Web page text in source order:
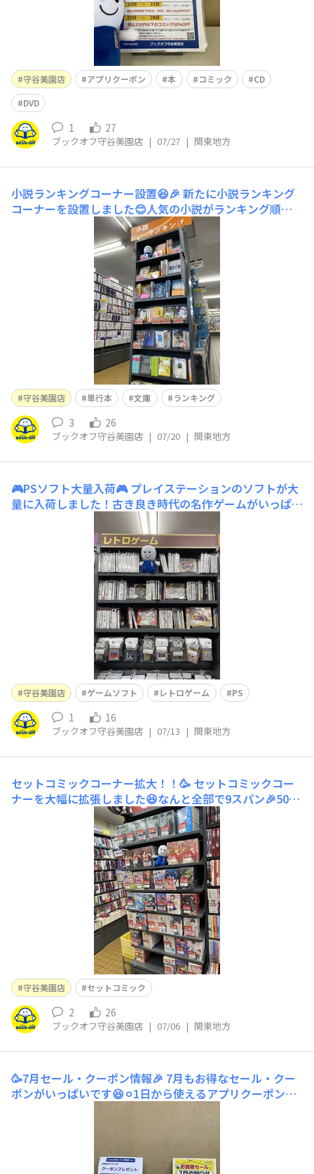
守谷美園店 アプリクーポン 本 コミック
CD
DVD
1 27
ブックオフ守谷美園店 | 07/27 | 関東地方
小説ランキングコーナー設置😆🎉 新たに小説ランキング
コーナーを設置しました😊人気の小説がランキング順に
並んでいるので、今の売れ筋が一目で分かっていいですね
👍ぜひお手に取って見てくださいご来店お待ちしてます
守谷美園店 単行本 文庫 ランキング
3 26
ブックオフ守谷美園店 | 07/20 | 関東地方
🎮PSソフト大量入荷🎮 プレイステーションのソフトが大
量に入荷しました！古き良き時代の名作ゲームがいっぱい
です😊昔を思い出して1本買っていかれませんか？ご来店
お待ちしてます😄
守谷美園店 ゲームソフト レトロゲーム PS
1 16
ブックオフ守谷美園店 | 07/13 | 関東地方
セットコミックコーナー拡大！！🥳 セットコミックコー
ナーを大幅に拡張しました😆なんと全部で9スパン🎉50%
OFFのセットコミックも増えてます😁ぜひご来店ください
守谷美園店 セットコミック
2 26
ブックオフ守谷美園店 | 07/06 | 関東地方
🥳7月セール・クーポン情報🎉 7月もお得なセール・クー
ポンがいっぱいです😆⚪︎1日から使えるアプリクーポン🤖
セール📖②文庫220円以上3冊で50%OFFセール📚で安い
ものも高いものもお得に買えちゃう😊✌️この